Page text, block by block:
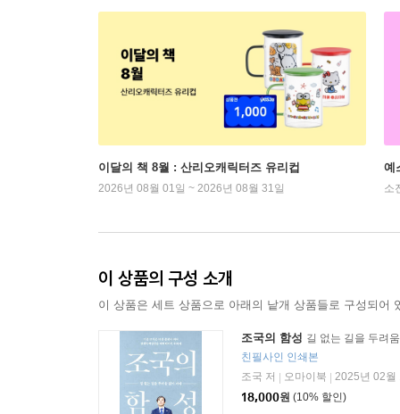
이달의 책 8월 : 산리오캐릭터즈 유리컵
2026년 08월 01일 ~ 2026년 08월 31일
예
소
이 상품의 구성 소개
이 상품은 세트 상품으로 아래의 낱개 상품들로 구성되어
조국의 함성 길 없는 길을 두려
친필사인 인쇄본
조국 저
오마이북
2025년 02월
18,000원 (10% 할인)